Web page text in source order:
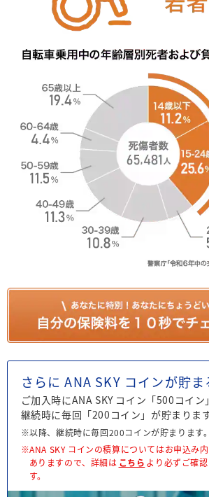
さらに ANA SKY コインが貯ま
ご加入時にANA SKY コイン「500コイン」
継続時に毎回「200コイン」が貯まります
※以降、継続時に毎回200コインが貯まります。
※ANA SKY コインの積算についてはお申込み
ありますので、詳細は こちら より必ずご確
す。